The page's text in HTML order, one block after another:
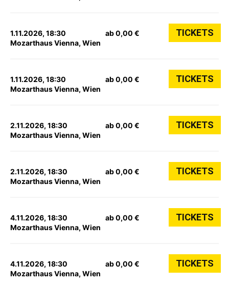
1.11.2026, 18:30
Mozarthaus Vienna, Wien
ab 0,00 € TICKETS
1.11.2026, 18:30
Mozarthaus Vienna, Wien
ab 0,00 € TICKETS
2.11.2026, 18:30
Mozarthaus Vienna, Wien
ab 0,00 € TICKETS
2.11.2026, 18:30
Mozarthaus Vienna, Wien
ab 0,00 € TICKETS
4.11.2026, 18:30
Mozarthaus Vienna, Wien
ab 0,00 € TICKETS
4.11.2026, 18:30
Mozarthaus Vienna, Wien
ab 0,00 € TICKETS